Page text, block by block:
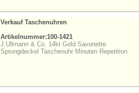
Verkauf Taschenuhren
Artikelnummer:100-1421
J.Ullmann & Co. 14kt Gold Savonette
Sprungdeckel Taschenuhr Minuten Repetition